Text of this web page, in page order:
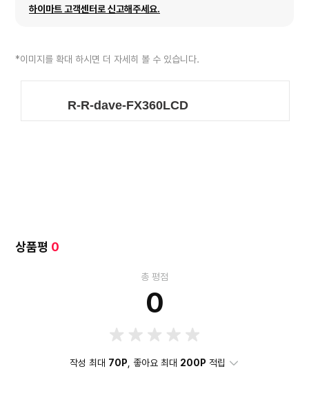
하이마트 고객센터로 신고해주세요.
*이미지를 확대 하시면 더 자세히 볼 수 있습니다.
상품평 0
총 평점
0
작성 최대 70P , 좋아요 최대 200P 적립